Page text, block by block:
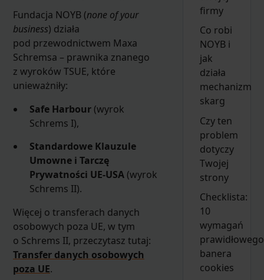
Fundacja NOYB (none of your
business) działa
pod przewodnictwem Maxa
Schremsa – prawnika znanego
z wyroków TSUE, które
unieważniły:
Safe Harbour (wyrok
Schrems I),
Standardowe Klauzule
Umowne i Tarczę
Prywatności UE-USA (wyrok
Schrems II).
Więcej o transferach danych
osobowych poza UE, w tym
o Schrems II, przeczytasz tutaj:
Transfer danych osobowych
poza UE.
firmy
Co robi
NOYB i
jak
działa
mechanizm
skarg
Czy ten
problem
dotyczy
Twojej
strony
Checklista:
10
wymagań
prawidłowego
banera
cookies